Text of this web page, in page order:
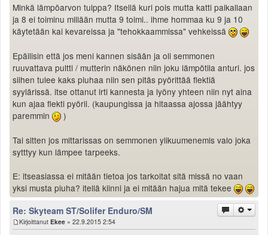
Minkä lämpöarvon tulppa? Itsellä kuri pois mutta katti paikallaan
ja 8 ei toiminu millään mutta 9 toimi.. ihme hommaa ku 9 ja 10
käytetään kai kevareissa ja "tehokkaammissa" vehkeissä
Epäilisin että jos meni kannen sisään ja oli semmonen
ruuvattava pultti / mutterin näkönen niin joku lämpötila anturi. jos
siihen tulee kaks piuhaa niin sen pitäs pyörittää flektiä
syylärissä. itse ottanut irti kannesta ja lyöny yhteen niin nyt aina
kun ajaa flekti pyörii. (kaupungissa ja hitaassa ajossa jäähtyy
paremmin
)
Tai sitten jos mittarissas on semmonen ylikuumenemis valo joka
sytttyy kun lämpee tarpeeks.
E: itseasiassa ei mitään tietoa jos tarkoitat sitä missä no vaan
yksi musta piuha? itellä kiinni ja ei mitään hajua mitä tekee
Re: Skyteam ST/Solifer Enduro/SM
Kirjoittanut Ekee » 22.9.2015 2:54